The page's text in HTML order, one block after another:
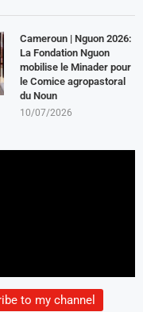
Cameroun | Nguon 2026:
La Fondation Nguon
mobilise le Minader pour
le Comice agropastoral
du Noun
10/07/2026
to my channel